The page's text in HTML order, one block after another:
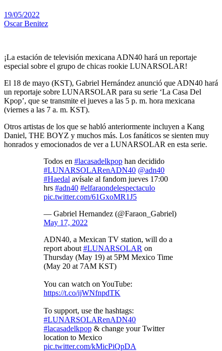
19/05/2022
Oscar Benitez
¡La estación de televisión mexicana ADN40 hará un reportaje
especial sobre el grupo de chicas rookie LUNARSOLAR!
El 18 de mayo (KST), Gabriel Hernández anunció que ADN40 hará
un reportaje sobre LUNARSOLAR para su serie ‘La Casa Del
Kpop’, que se transmite el jueves a las 5 p. m. hora mexicana
(viernes a las 7 a. m. KST).
Otros artistas de los que se habló anteriormente incluyen a Kang
Daniel, THE BOYZ y muchos más. Los fanáticos se sienten muy
honrados y emocionados de ver a LUNARSOLAR en esta serie.
Todos en #lacasadelkpop han decidido
#LUNARSOLARenADN40 @adn40
#Haedal avísale al fandom jueves 17:00
hrs #adn40 #elfaraondelespectaculo
pic.twitter.com/61GxoMR1J5
— Gabriel Hernandez (@Faraon_Gabriel)
May 17, 2022
ADN40, a Mexican TV station, will do a
report about #LUNARSOLAR on
Thursday (May 19) at 5PM Mexico Time
(May 20 at 7AM KST)
You can watch on YouTube:
https://t.co/ijWNfnpdTK
To support, use the hashtags:
#LUNARSOLARenADN40
#lacasadelkpop & change your Twitter
location to Mexico
pic.twitter.com/kMicPiQpDA